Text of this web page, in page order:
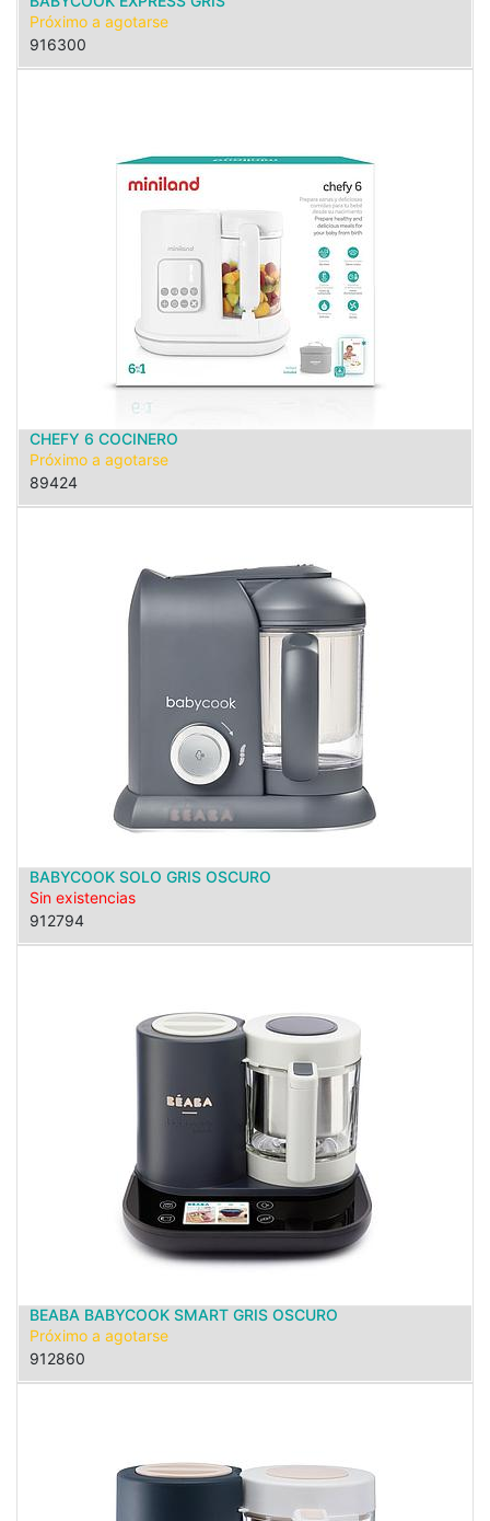
Próximo a agotarse
916300
CHEFY 6 COCINERO
Próximo a agotarse
89424
BABYCOOK SOLO GRIS OSCURO
Sin existencias
912794
BEABA BABYCOOK SMART GRIS OSCURO
Próximo a agotarse
912860